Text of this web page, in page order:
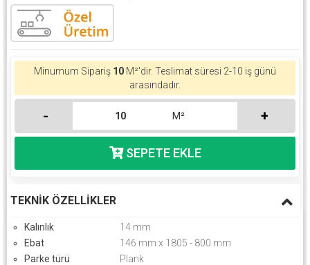
Minumum Sipariş 10 M²'dir. Teslimat süresi 2-10 iş günü
arasındadır.
- M² +
TEKNIK ÖZELLIKLER
Kalınlık
14 mm
Ebat
146 mm x 1805 - 800 mm
Parke türü
Plank